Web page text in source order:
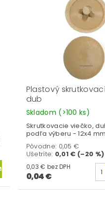
Plastový
dub
Skladom (>100 ks)
Skrutkovacie viečko,
podľa výberu - 12x4
Pôvodne: 0,05 €
Ušetríte: 0,01 € (–20 %)
0,03 € bez DPH
0,04 €